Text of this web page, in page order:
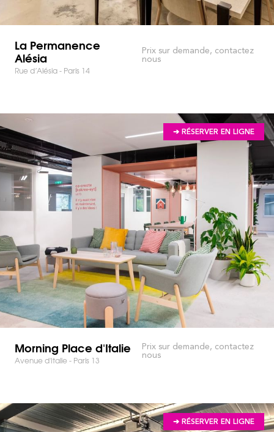
La Permanence
Alésia
Rue d’Alésia - Paris 14
Prix sur demande, contactez
nous
➔ RÉSERVER EN LIGNE
Morning Place d'Italie
Avenue d'Italie - Paris 13
Prix sur demande, contactez
nous
➔ RÉSERVER EN LIGNE